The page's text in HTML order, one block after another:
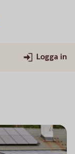
Logga in